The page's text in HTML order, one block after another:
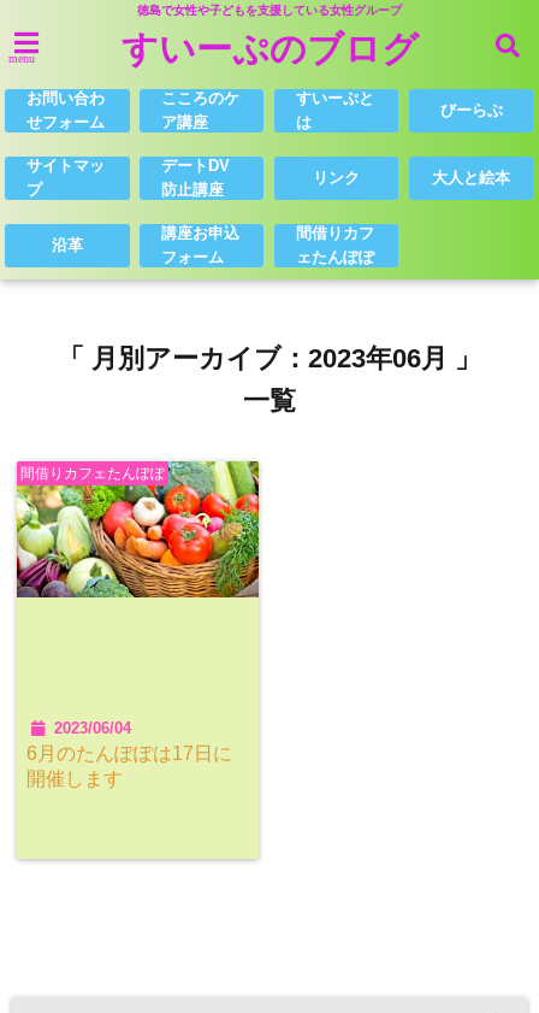
徳島で女性や子どもを支援している女性グループ
menu すいーぷのブログ
お問い合わ
せフォーム
こころのケ
ア講座
すいーぷと
は
びーらぶ
サイトマッ
プ
デートDV
防止講座
リンク 大人と絵本
沿革
講座お申込
フォーム
間借りカフ
ェたんぽぽ
「 月別アーカイブ：2023年06月 」
一覧
間借りカフェたんぽぽ
2023/06/04
6月のたんぽぽは17日に
開催します